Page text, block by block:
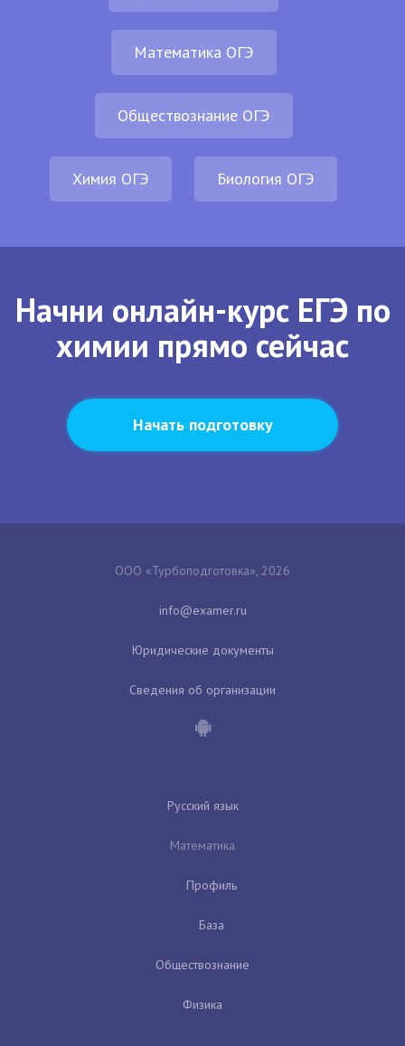
Математика ОГЭ
Обществознание ОГЭ
Химия ОГЭ Биология ОГЭ
Начни онлайн-курс ЕГЭ по
химии прямо сейчас
Начать подготовку
ООО «Турбоподготовка», 2026
Юридические документы
Сведения об организации
Русский язык
Математика
Профиль
База
Обществознание
Физика